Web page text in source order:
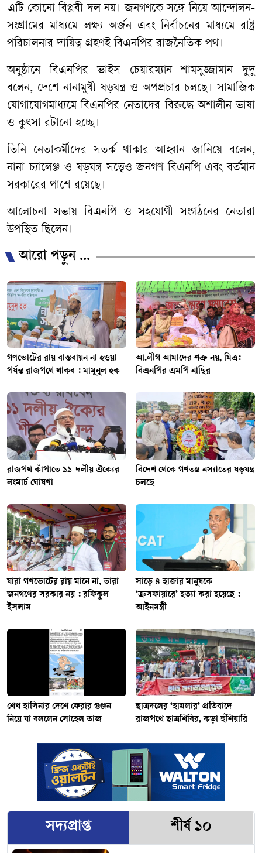
এটি কোনো বিপ্লবী দল নয়। জনগণকে সঙ্গে নিয়ে আন্দোলন-
সংগ্রামের মাধ্যমে লক্ষ্য অর্জন এবং নির্বাচনের মাধ্যমে রাষ্ট্র
পরিচালনার দায়িত্ব গ্রহণই বিএনপির রাজনৈতিক পথ।
অনুষ্ঠানে বিএনপির ভাইস চেয়ারম্যান শামসুজ্জামান দুদু
বলেন, দেশে নানামুখী ষড়যন্ত্র ও অপপ্রচার চলছে। সামাজিক
যোগাযোগমাধ্যমে বিএনপির নেতাদের বিরুদ্ধে অশালীন ভাষা
ও কুৎসা রটানো হচ্ছে।
তিনি নেতাকর্মীদের সতর্ক থাকার আহ্বান জানিয়ে বলেন,
নানা চ্যালেঞ্জ ও ষড়যন্ত্র সত্ত্বেও জনগণ বিএনপি এবং বর্তমান
সরকারের পাশে রয়েছে।
আলোচনা সভায় বিএনপি ও সহযোগী সংগঠনের নেতারা
উপস্থিত ছিলেন।
আরো পড়ুন ...
গণভোটের রায় বাস্তবায়ন না হওয়া
পর্যন্ত রাজপথে থাকব : মামুনুল হক
আ.লীগ আমাদের শত্রু নয়, মিত্র:
বিএনপির এমপি নাছির
রাজপথ কাঁপাতে ১১-দলীয় ঐক্যের
লংমার্চ ঘোষণা
বিদেশ থেকে গণতন্ত্র নস্যাতের ষড়যন্ত্র
চলছে
যারা গণভোটের রায় মানে না, তারা
জনগণের সরকার নয় : রফিকুল
ইসলাম
সাড়ে ৪ হাজার মানুষকে
‘ক্রসফায়ারে’ হত্যা করা হয়েছে :
আইনমন্ত্রী
শেখ হাসিনার দেশে ফেরার গুঞ্জন
নিয়ে যা বললেন সোহেল তাজ
ছাত্রদলের ‘হামলার’ প্রতিবাদে
রাজপথে ছাত্রশিবির, কড়া হুঁশিয়ারি
সদ্যপ্রাপ্ত শীর্ষ ১০